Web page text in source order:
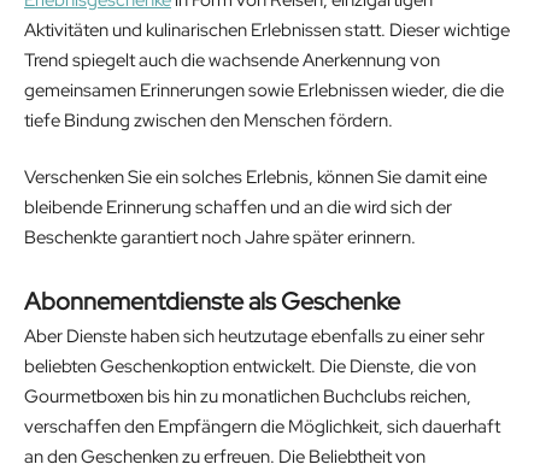
Aktivitäten und kulinarischen Erlebnissen statt. Dieser wichtige
Trend spiegelt auch die wachsende Anerkennung von
gemeinsamen Erinnerungen sowie Erlebnissen wieder, die die
tiefe Bindung zwischen den Menschen fördern.
Verschenken Sie ein solches Erlebnis, können Sie damit eine
bleibende Erinnerung schaffen und an die wird sich der
Beschenkte garantiert noch Jahre später erinnern.
Abonnementdienste als Geschenke
Aber Dienste haben sich heutzutage ebenfalls zu einer sehr
beliebten Geschenkoption entwickelt. Die Dienste, die von
Gourmetboxen bis hin zu monatlichen Buchclubs reichen,
verschaffen den Empfängern die Möglichkeit, sich dauerhaft
an den Geschenken zu erfreuen. Die Beliebtheit von